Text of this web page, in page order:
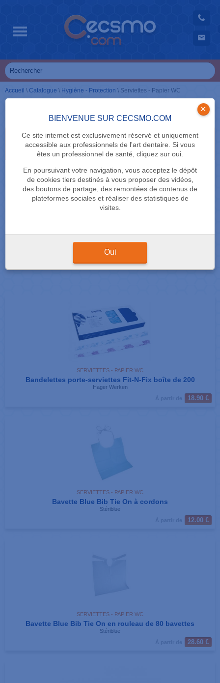
BIENVENUE SUR CECSMO.COM
Ce site internet est exclusivement réservé et uniquement
accessible aux professionnels de l'art dentaire. Si vous
êtes un professionnel de santé, cliquez sur oui.
En poursuivant votre navigation, vous acceptez le dépôt
de cookies tiers destinés à vous proposer des vidéos,
des boutons de partage, des remontées de contenus de
plateformes sociales et réaliser des statistiques de
visites.
×
Oui
Accueil \ Catalogue \ Hygiène - Protection \ Serviettes - Papier WC
Sélectionnez vos critères de recherche en cliquant
dessus
MARQUE
Pages 1 2 3 4
SERVIETTES - PAPIER WC
Bandelettes porte-serviettes Fit-N-Fix boîte de 200
Hager Werken
18.90 €
SERVIETTES - PAPIER WC
Bavette Blue Bib Tie On à cordons
Stériblue
12.00 €
SERVIETTES - PAPIER WC
Bavette Blue Bib Tie On en rouleau de 80 bavettes
Stériblue
28.60 €